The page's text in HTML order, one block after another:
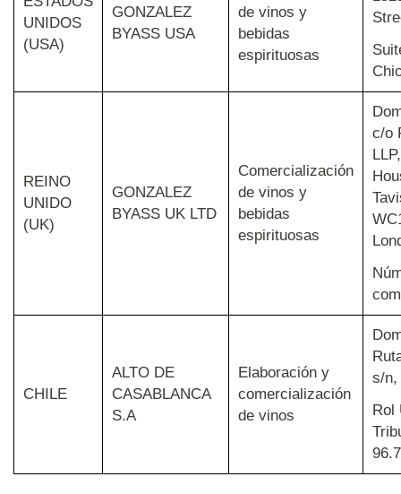
UNIDOS
(USA)
GONZALEZ
BYASS USA
de vinos y
bebidas
espirituosas
REINO
UNIDO
(UK)
GONZALEZ
BYASS UK LTD
Comercialización
de vinos y
bebidas
espirituosas
c/o
CHILE
ALTO DE
CASABLANCA
S.A
Elaboración y
comercialización
de vinos
s/n,
Rol